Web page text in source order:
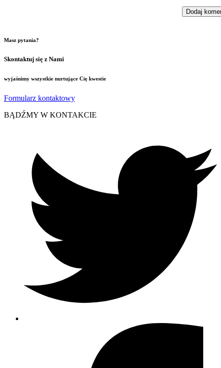
Masz pytania?
Skontaktuj się z Nami
wyjaśnimy wszystkie nurtujące Cię kwestie
Formularz kontaktowy
BĄDŹMY W KONTAKCIE